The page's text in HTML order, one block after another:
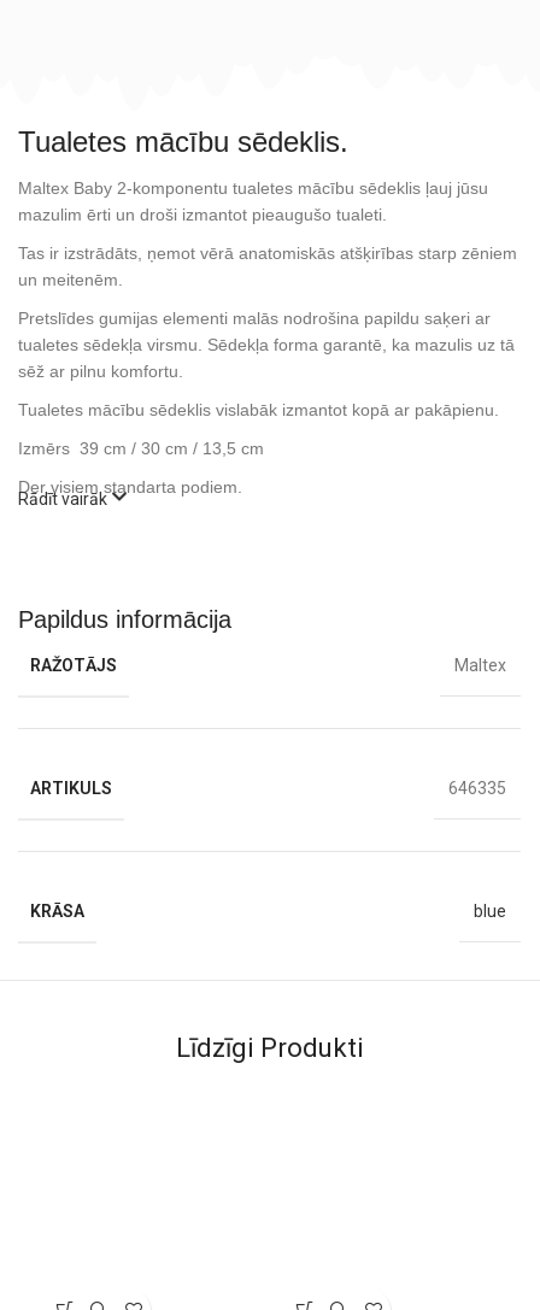
Tualetes mācību sēdeklis.
Maltex Baby 2-komponentu tualetes mācību sēdeklis ļauj jūsu
mazulim ērti un droši izmantot pieaugušo tualeti.
Tas ir izstrādāts, ņemot vērā anatomiskās atšķirības starp zēniem
un meitenēm.
Pretslīdes gumijas elementi malās nodrošina papildu saķeri ar
tualetes sēdekļa virsmu. Sēdekļa forma garantē, ka mazulis uz tā
sēž ar pilnu komfortu.
Tualetes mācību sēdeklis vislabāk izmantot kopā ar pakāpienu.
Izmērs 39 cm / 30 cm / 13,5 cm
Der visiem standarta podiem.
Rādīt vairāk
Papildus informācija
RAŽOTĀJS Maltex
ARTIKULS 646335
KRĀSA blue
Līdzīgi Produkti